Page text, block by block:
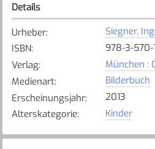
Details
Urheber:
Siegner,
ISBN:
978-3-570-
Verlag:
München :
Medienart:
Bilderbuch
Erscheinungsjahr:
2013
Alterskategorie: Kinder